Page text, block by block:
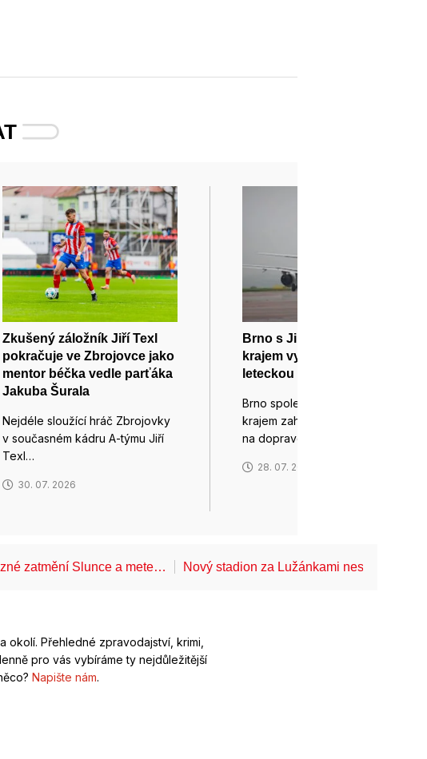
Zkušený záložník Jiří Texl
pokračuje ve Zbrojovce jako
mentor béčka vedle parťáka
Jakuba Šurala
Nejdéle sloužící hráč Zbrojovky
v současném kádru A-týmu Jiří
Texl…
30. 07. 2026
Brno s Jihomoravským
krajem vybírají dopravce pro
leteckou linku do Frankfurtu
Brno společně s Jihomoravským
krajem zahájily výběrové řízení
na dopravce,…
28. 07. 2026
zatmění Slunce a mete… Nový stadion za Lužánkami nesmí mít dle
okolí. Přehledné zpravodajství, krimi,
pro vás vybíráme ty nejdůležitější
Napište nám.